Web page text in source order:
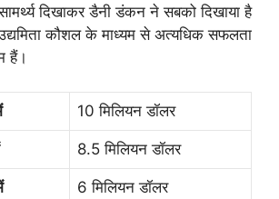
दिखाकर डैनी डंकन ने सबको दिखाया है
कौशल के माध्यम से अत्यधिक सफलता
हैं।
10 मिलियन डॉलर
8.5 मिलियन डॉलर
6 मिलियन डॉलर